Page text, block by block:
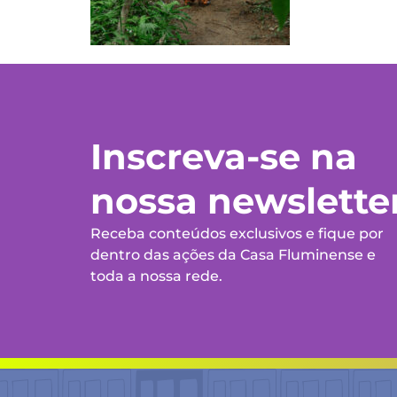
Inscreva-se na
nossa
Receba conteúdos exclusivos e fique por
dentro das ações da Casa Fluminense e
toda a nossa rede.